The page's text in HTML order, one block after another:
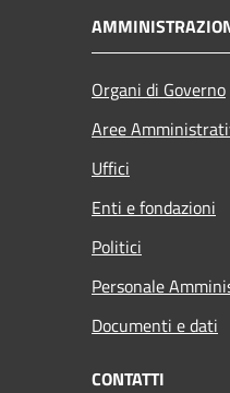
Organi di Governo
Aree
Uffici
Enti e fondazioni
Politici
Personale
Documenti e dati
CONTATTI